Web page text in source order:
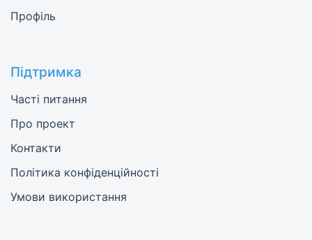
Профіль
Підтримка
Часті питання
Про проект
Контакти
Політика конфіденційності
Умови використання